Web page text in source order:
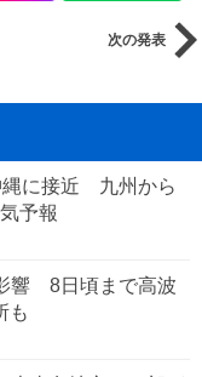
次の発表
縄に接近 九州から
予報
響 8日頃まで高波
も